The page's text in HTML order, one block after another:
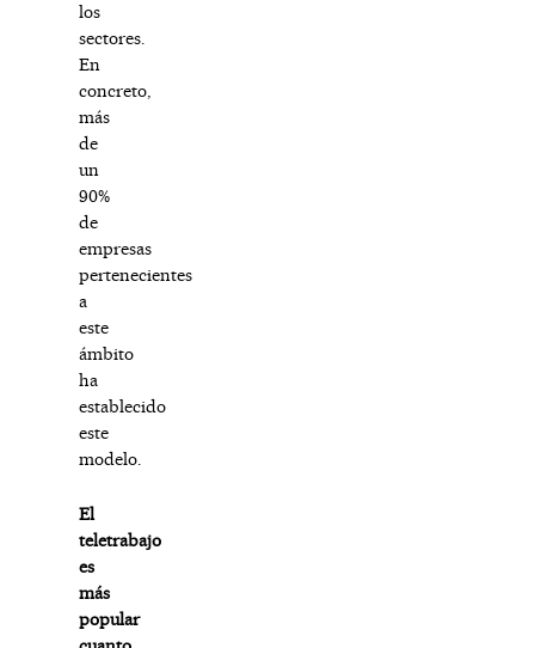
los
sectores.
En
concreto,
más
de
un
90%
de
empresas
pertenecientes
a
este
ámbito
ha
establecido
este
modelo.
El
teletrabajo
es
más
popular